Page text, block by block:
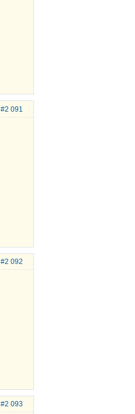
#2 091
#2 092
#2 093